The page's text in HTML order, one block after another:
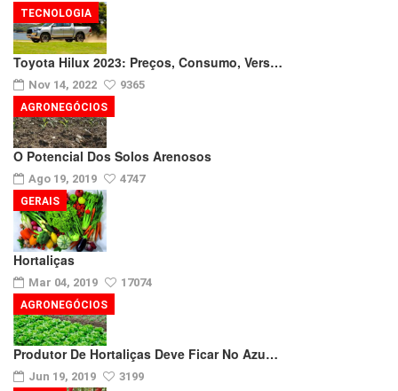
Toyota Hilux 2023: Preços, Consumo, Vers…
Nov 14, 2022 9365
TECNOLOGIA
O Potencial Dos Solos Arenosos
Ago 19, 2019 4747
AGRONEGÓCIOS
Hortaliças
Mar 04, 2019 17074
GERAIS
Produtor De Hortaliças Deve Ficar No Azu…
Jun 19, 2019 3199
AGRONEGÓCIOS